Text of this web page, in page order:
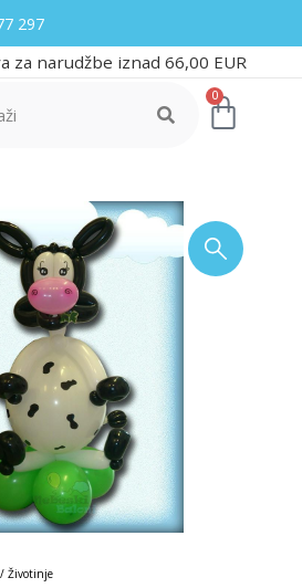
za narudžbe iznad 66,00 EUR
0
/ Životinje
297